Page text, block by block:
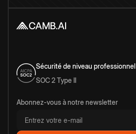
Sécurité de niveau professionnel
SOC 2 Type II
Abonnez-vous à notre newsletter